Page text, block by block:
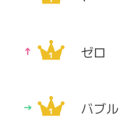
ゼロ
バブ